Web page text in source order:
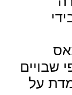
שבויים
על